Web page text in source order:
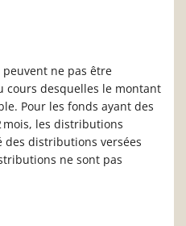
ne pas être
cours desquelles le montant
Pour les fonds ayant des
mois, les distributions
distributions versées
ne sont pas